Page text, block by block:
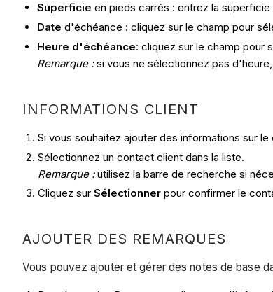
Superficie en pieds carrés : entrez la
Date d'échéance : cliquez sur le champ pour
Heure d'échéance: cliquez sur le champ pour
Remarque :si vous ne sélectionnez pas
INFORMATIONS CLIENT
Si vous souhaitez ajouter des informations sur
Sélectionnez un contact client dans la liste.
Remarque :utilisez la barre de recherche si
Cliquez surSélectionner pour confirmer le
AJOUTER DES REMARQUES
Vous pouvez ajouter et gérer des notes de base